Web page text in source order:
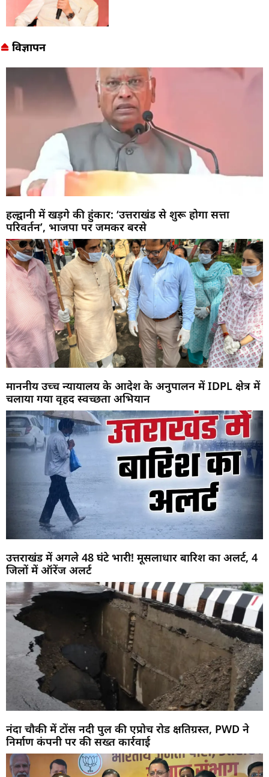
विज्ञापन
हल्द्वानी में खड़गे की हुंकार: ‘उत्तराखंड से शुरू होगा सत्ता
परिवर्तन’, भाजपा पर जमकर बरसे
माननीय उच्च न्यायालय के आदेश के अनुपालन में IDPL क्षेत्र में
चलाया गया वृहद स्वच्छता अभियान
उत्तराखंड में अगले 48 घंटे भारी! मूसलाधार बारिश का अलर्ट, 4
जिलों में ऑरेंज अलर्ट
नंदा चौकी में टोंस नदी पुल की एप्रोच रोड क्षतिग्रस्त, PWD ने
निर्माण कंपनी पर की सख्त कार्रवाई